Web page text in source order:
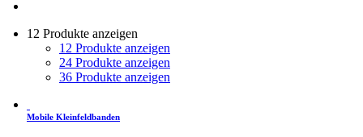
12 Produkte anzeigen
12 Produkte anzeigen
24 Produkte anzeigen
36 Produkte anzeigen
Mobile Kleinfeldbanden